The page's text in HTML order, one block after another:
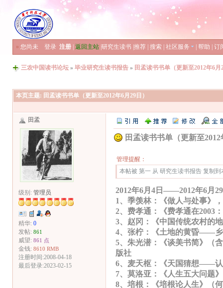
» 您尚未 登录 注册 返回主站 研究生读书 推荐 搜索 社区服务 帮助 订
三农中国读书论坛 » 毕业研究生读书报告 » 田孟读书书单（更新至2012年6月
本页主题: 田孟读书书单（更新至2012年6月29日）
田孟
级别: 管理员
精华: 0
发帖: 861
威望: 861 点
金钱: 8610 RMB
注册时间:2008-04-18
最后登录:2023-02-15
田孟读书书单（更新至2012
管理提醒：
本帖被 第一 从 研究生读书报告 复制
2012年6月4日——2012年6月
1、季羡林：《做人与处事》
2、费孝通：《费孝通在2003
3、赵冈：《中国传统农村的
4、张柠：《土地的黄昏——乡
5、朱光潜：《谈美书简》（
版社
6、麦天枢：《天国猜想——
7、莫洛亚：《人生五大问题
8、培根：《培根论人生》（